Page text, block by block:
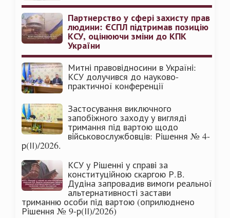
Партнерство у сфері захисту прав
людини: ЄСПЛ підтримав позицію
КСУ, оцінюючи зміни до КПК
України
Митні правовідносини в Україні:
КСУ долучився до науково-
практичної конференції
Застосування виключного
запобіжного заходу у вигляді
тримання під вартою щодо
військовослужбовців: Рішення № 4-
р(ІІ)/2026.
КСУ у Рішенні у справі за
конституційною скаргою Р.В.
Дудіна запровадив вимоги реальної
альтернативності застави
триманню особи під вартою (оприлюднено
Рішення № 9-р(ІІ)/2026)